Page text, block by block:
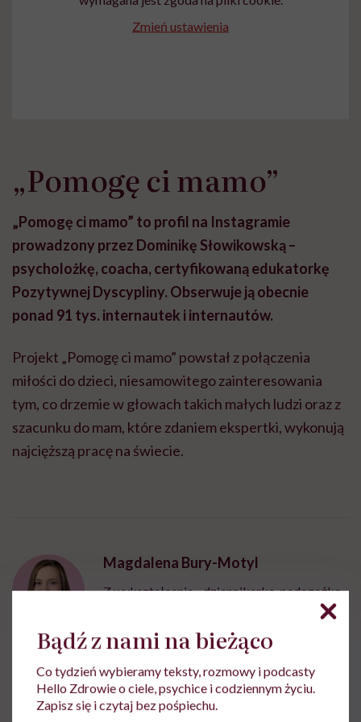
Zmień ustawienia
„Pomogę ci mamo”
„Pomogę ci mamo” to profil na Instagramie
prowadzony przez Dominikę Słowikowską –
psycholożkę, coacha, certyfikowaną edukatorkę
Pozytywnej Dyscypliny. Obserwuje ją obecnie
ponad 91 tys. internautek i internautów.
Projekt „Pomogę ci mamo” powstał z połączenia
miłości do dzieci, niesamowitego zainteresowania
tym, co drzemie w głowach takich małych ludzi oraz z
szacunku do mam, które zdaniem ekspertki, wykonują
najcięższą pracę na świecie.
Magdalena Bury-Motyl
Z wykształcenia - dziennikarka, pedagożka
Zobacz profil
Udostępnij
Bądź z nami na bieżąco
Co tydzień wybieramy teksty, rozmowy i podcasty
Hello Zdrowie o ciele, psychice i codziennym życiu.
Zapisz się i czytaj bez pośpiechu.